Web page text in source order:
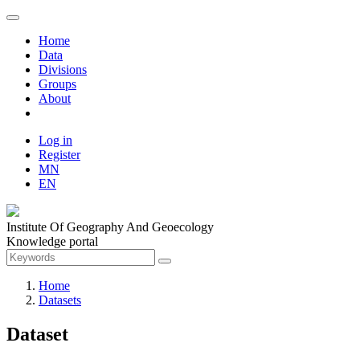
Home
Data
Divisions
Groups
About
Log in
Register
MN
EN
Institute Of Geography And Geoecology
Knowledge portal
Home
Datasets
Dataset